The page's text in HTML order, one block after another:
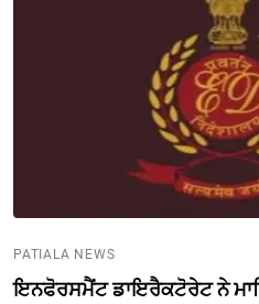
PATIALA NEWS
ਇਨਫੋਰਸਮੈਂਟ ਡਾਇਰੈਕਟੋਰੇਟ ਨੇ